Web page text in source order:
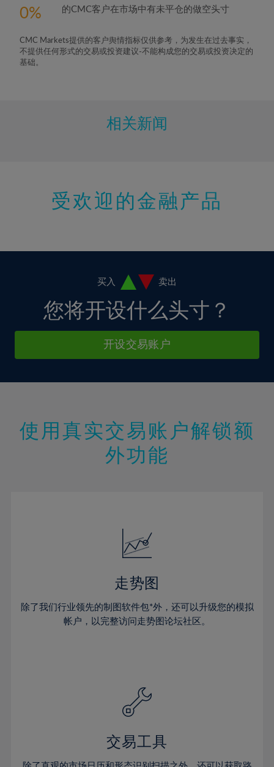
0 的CMC客户在市场中有未平仓的做空头寸
CMC Markets提供的客户舆情指标仅供参考，为发生在过去事实，
不提供任何形式的交易或投资建议-不能构成您的交易或投资决定的
基础。
相关新闻
受欢迎的金融产品
买入 卖出
您将开设什么头寸？
开设交易账户
使用真实交易账户解锁额
外功能
走势图
除了我们行业领先的制图软件包*外，还可以升级您的模拟
帐户，以完整访问走势图论坛社区。
交易工具